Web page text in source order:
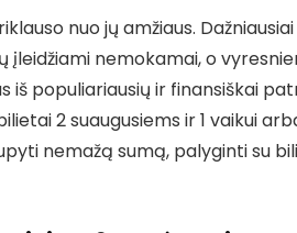
nuo jų amžiaus.
įleidžiami nemokamai, o
iš populiariausių ir finansiškai
2 suaugusiems ir 1 vaikui
nemažą sumą, palyginti su